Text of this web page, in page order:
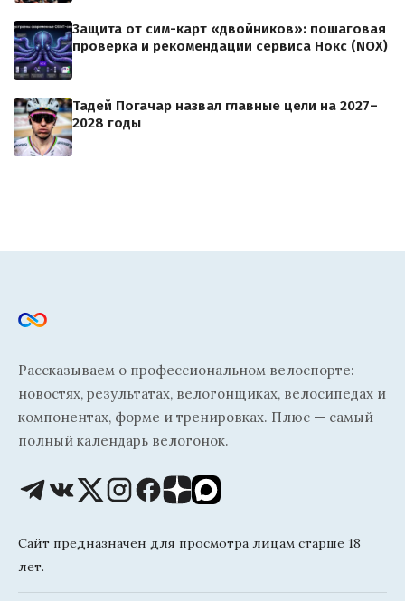
Защита от сим-карт «двойников»: пошаговая
проверка и рекомендации сервиса Нокс (NOX)
Тадей Погачар назвал главные цели на 2027–
2028 годы
Рассказываем о профессиональном велоспорте:
новостях, результатах, велогонщиках, велосипедах и
компонентах, форме и тренировках. Плюс — самый
полный календарь велогонок.
Сайт предназначен для просмотра лицам старше 18
лет.